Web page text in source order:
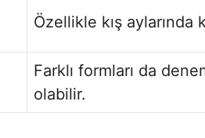
Özellikle kış aylarında
Farklı formları da
olabilir.